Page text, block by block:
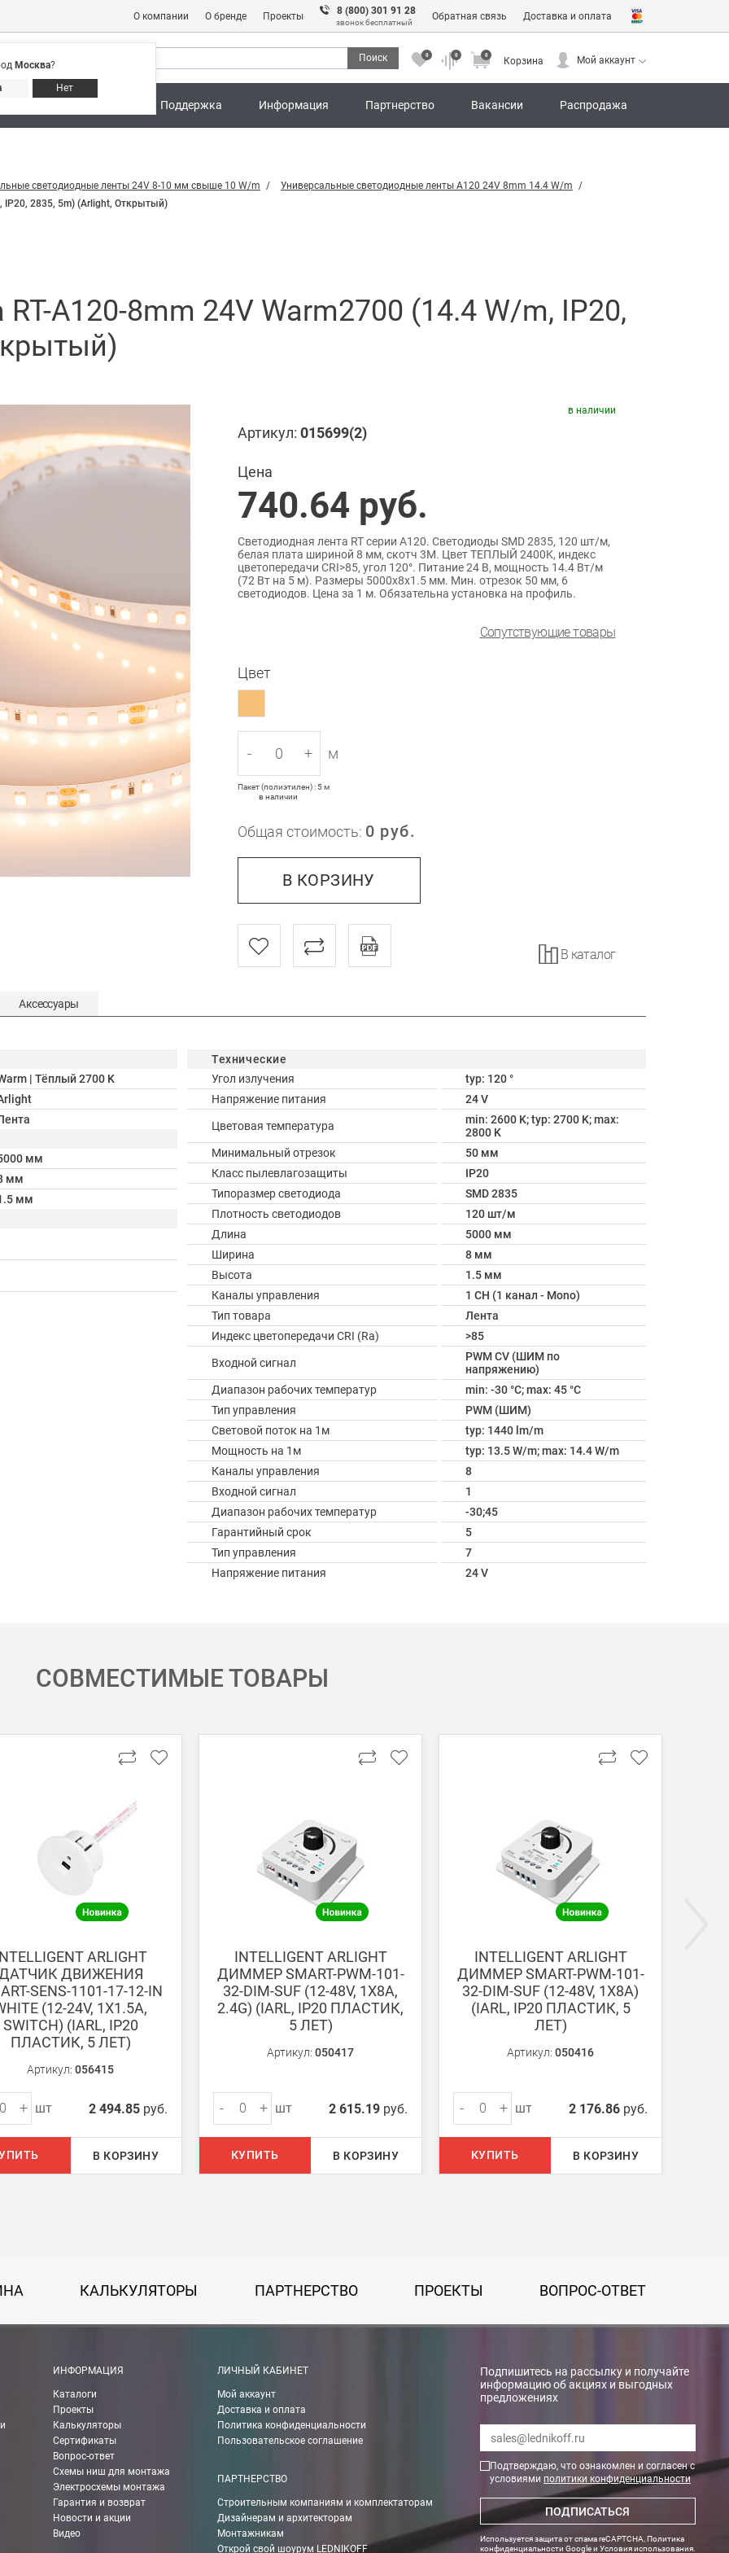
Москва?
Нет
О компании О бренде Проекты 8 (800) 301 91 28
звонок бесплатный
Обратная связь Доставка и оплата
Поиск 0 0 0
Корзина Мой аккаунт
Поддержка Информация Партнерство Вакансии Распродажа
Адреса магазинов 8 (800) 301 91 28 Корзина Мой аккаунт
светодиодные ленты 24V 8-10 мм свыше 10 W/m
Универсальные светодиодные ленты A120 24V 8mm 14.4 W/m
IP20, 2835, 5m) (Arlight, Открытый)
A120-8mm 24V Warm2700 (14.4 W/m, IP20,
в наличии
Артикул: 015699(2)
Цена
740.64 руб.
Светодиодная лента RT серии A120. Светодиоды SMD 2835, 120 шт/м,
белая плата шириной 8 мм, скотч 3M. Цвет ТЕПЛЫЙ 2400K, индекс
цветопередачи CRI>85, угол 120°. Питание 24 В, мощность 14.4 Вт/м
(72 Вт на 5 м). Размеры 5000x8x1.5 мм. Мин. отрезок 50 мм, 6
светодиодов. Цена за 1 м. Обязательна установка на профиль.
Сопутствующие товары
Цвет
- + м
Пакет (полиэтилен) : 5 м
в наличии
Общая стоимость: 0 руб.
В КОРЗИНУ
В каталог
Аксессуары
| Тёплый 2700 K
мм
мм
мм
Технические
Угол излучения
typ: 120 °
Напряжение питания
24 V
Цветовая температура
min: 2600 K; typ: 2700 K; max:
2800 K
Минимальный отрезок
50 мм
Класс пылевлагозащиты
IP20
Типоразмер светодиода
SMD 2835
Плотность светодиодов
120 шт/м
Длина
5000 мм
Ширина
8 мм
Высота
1.5 мм
Каналы управления
1 CH (1 канал - Mono)
Тип товара
Лента
Индекс цветопередачи CRI (Ra)
>85
Входной сигнал
PWM СV (ШИМ по
напряжению)
Диапазон рабочих температур
min: -30 °C; max: 45 °C
Тип управления
PWM (ШИМ)
Световой поток на 1м
typ: 1440 lm/m
Мощность на 1м
typ: 13.5 W/m; max: 14.4 W/m
Каналы управления
8
Входной сигнал
1
Диапазон рабочих температур
-30;45
Гарантийный срок
5
Тип управления
7
Напряжение питания
24 V
для Москвы, Московской области и Санкт-Петербурга.
в любом удобном Вам банке.
для уточнения даты доставки. Обратите внимание, что деньги поступают на наш счет в течении 3-5 дней.
из нашихмагазинов
Boxberry. При оформлении заказа выберете «Доставка Boxberry»
в другие города России.
ТК 750 руб.
СОВМЕСТИМЫЕ ТОВАРЫ
ARLIGHT
ДВИЖЕНИЯ
SENS-1101-17-12-IN
(12-24V, 1X1.5A,
SWITCH) (IARL, IP20
ПЛАСТИК, 5 ЛЕТ)
Артикул: 056415
+ шт 2 494.85 руб.
В КОРЗИНУ
INTELLIGENT ARLIGHT
ДИММЕР SMART-PWM-101-
32-DIM-SUF (12-48V, 1X8A,
2.4G) (IARL, IP20 ПЛАСТИК,
5 ЛЕТ)
Артикул: 050417
- + шт 2 615.19 руб.
КУПИТЬ В КОРЗИНУ
INTELLIGENT ARLIGHT
ДИММЕР SMART-PWM-101-
32-DIM-SUF (12-48V, 1X8A)
(IARL, IP20 ПЛАСТИК, 5
ЛЕТ)
Артикул: 050416
- + шт 2 176.86 руб.
КУПИТЬ В КОРЗИНУ
КАЛЬКУЛЯТОРЫ ПАРТНЕРСТВО ПРОЕКТЫ ВОПРОС-ОТВЕТ
ИНФОРМАЦИЯ
Каталоги
Проекты
Калькуляторы
Сертификаты
Вопрос-ответ
Схемы ниш для монтажа
Электросхемы монтажа
Гарантия и возврат
Новости и акции
Видео
ЛИЧНЫЙ КАБИНЕТ
Мой аккаунт
Доставка и оплата
Политика конфиденциальности
Пользовательское соглашение
ПАРТНЕРСТВО
Строительным компаниям и комплектаторам
Дизайнерам и архитекторам
Монтажникам
Открой свой шоурум LEDNIKOFF
Подпишитесь на рассылку и получайте
информацию об акциях и выгодных
предложениях
Подтверждаю, что ознакомлен и согласен с
условиями политики конфиденциальности
ПОДПИСАТЬСЯ
Используется защита от спама reCAPTCHA, Политика
конфиденциальности Googleи Условия использования.